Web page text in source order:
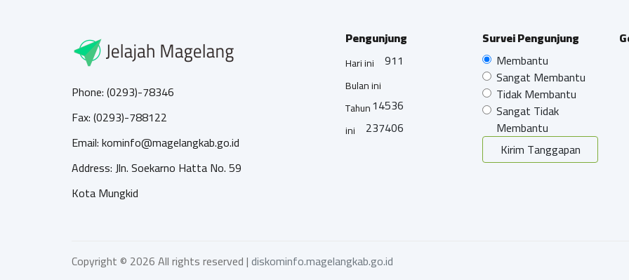
Phone: (0293)-78346
Fax: (0293)-788122
Email: kominfo@magelangkab.go.id
Address: Jln. Soekarno Hatta No. 59
Kota Mungkid
Pengunjung
Hari ini 911
Bulan ini
14536
Tahun
ini
237406
Survei Pengunjung
Membantu
Sangat Membantu
Tidak Membantu
Sangat Tidak
Membantu
Kirim Tanggapan
Copyright © 2026 All rights reserved |diskominfo.magelangkab.go.id